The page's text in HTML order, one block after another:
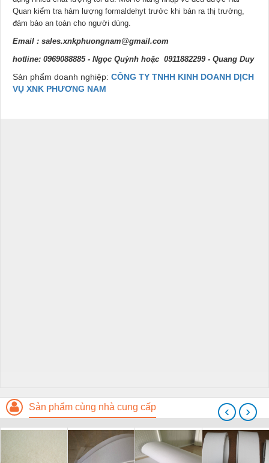
Quan kiểm tra hàm lượng formaldehyt trước khi bán ra thị trường,
đảm bảo an toàn cho người dùng.
Email : sales.xnkphuongnam@gmail.com
hotline: 0969088885 - Ngọc Quỳnh hoặc 0911882299 - Quang Duy
Sản phẩm doanh nghiệp: CÔNG TY TNHH KINH DOANH DỊCH
VỤ XNK PHƯƠNG NAM
Sản phẩm cùng nhà cung cấp ‹ ›